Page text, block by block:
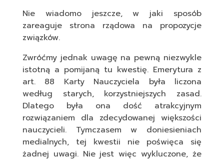
Nie wiadomo jeszcze, w jaki sposób
zareaguje strona rządowa na propozycje
związków.
Zwróćmy jednak uwagę na pewną niezwykle
istotną a pomijaną tu kwestię. Emerytura z
art. 88 Karty Nauczyciela była liczona
według starych, korzystniejszych zasad.
Dlatego była ona dość atrakcyjnym
rozwiązaniem dla zdecydowanej większości
nauczycieli. Tymczasem w doniesieniach
medialnych, tej kwestii nie poświęca się
żadnej uwagi. Nie jest więc wykluczone, że